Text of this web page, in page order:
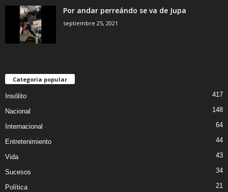
Por andar perreándo se va de Jupa
septiembre 25, 2021
Categoría popular
Insólito 417
Nacional 148
Internacional 64
Entretenimiento 44
Vida 43
Sucesos 34
Política 21